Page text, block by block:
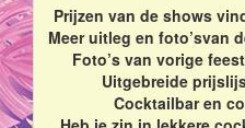
Prijzen van de shows
Meer uitleg en foto’svan
Foto’s van vorige
Uitgebreide
Cocktailbar en